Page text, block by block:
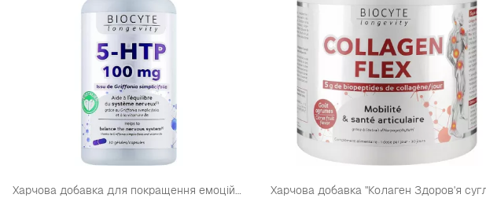
Харчова добавка для покращення емоційного стану та нормалізації сну